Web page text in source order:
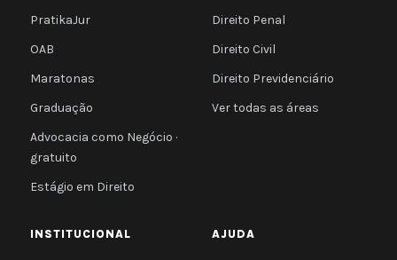
PratikaJur
OAB
Maratonas
Graduação
Advocacia como Negócio ·
gratuito
Estágio em Direito
Direito Penal
Direito Civil
Direito Previdenciário
Ver todas as áreas
INSTITUCIONAL AJUDA